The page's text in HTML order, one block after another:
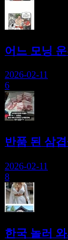
어느 모닝
2026-02-11
6
반품 된 삼
2026-02-11
8
한국 놀러